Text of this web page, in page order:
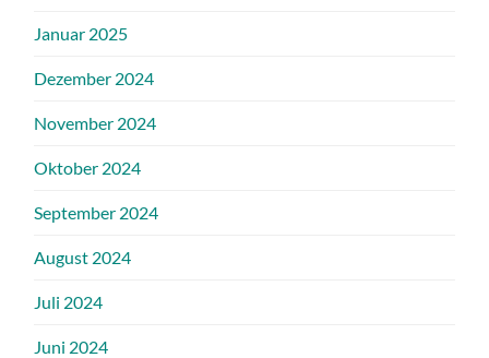
Januar 2025
Dezember 2024
November 2024
Oktober 2024
September 2024
August 2024
Juli 2024
Juni 2024